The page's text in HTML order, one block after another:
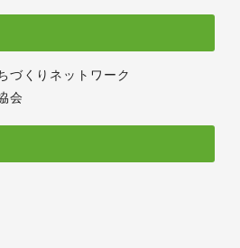
づくりネットワーク
会